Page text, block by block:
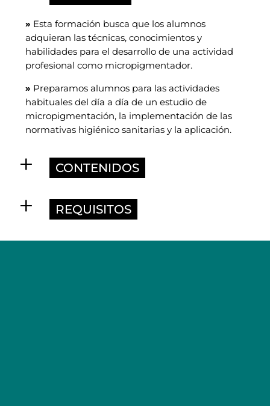
» Esta formación busca que los alumnos
adquieran las técnicas, conocimientos y
habilidades para el desarrollo de una actividad
profesional como micropigmentador.
» Preparamos alumnos para las actividades
habituales del día a día de un estudio de
micropigmentación, la implementación de las
normativas higiénico sanitarias y la aplicación.
CONTENIDOS
REQUISITOS